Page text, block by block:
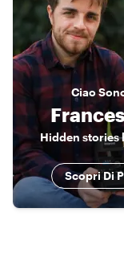
Ciao
Hidden stories
Scopri Di